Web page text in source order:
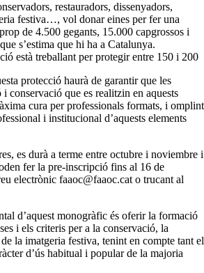
restauradors, dissenyadors,
festiva…, vol donar eines per fer una
de 4.500 gegants, 15.000 capgrossos i
s’estima que hi ha a Catalunya.
està treballant per protegir entre 150 i 200
protecció haurà de garantir que les
i conservació que es realitzin en aquests
cura per professionals formats, i omplint
i institucional d’aquests elements
es durà a terme entre octubre i noviembre i
fer la pre-inscripció fins al 16 de
electrònic faaoc@faaoc.cat o trucant al
d’aquest monogràfic és oferir la formació
i els criteris per a la conservació, la
la imatgeria festiva, tenint en compte tant el
d’ús habitual i popular de la majoria